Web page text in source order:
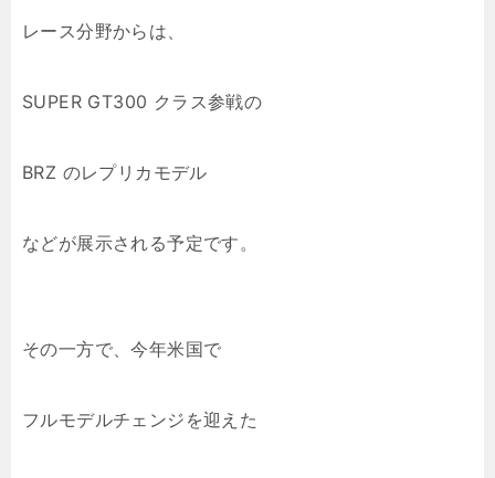
レース分野からは、
SUPER GT300 クラス参戦の
BRZ のレプリカモデル
などが展示される予定です。
その一方で、今年米国で
フルモデルチェンジを迎えた